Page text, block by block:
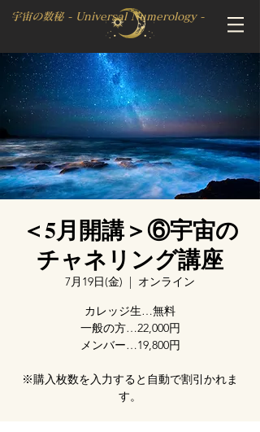
宇宙の数秘 - Universal Numerology -
＜5月開講＞⑥宇宙の
チャネリング講座
7月19日(金)
  |
オンライン
カレッジ生…無料
一般の方…22,000円
メンバー…19,800円
※購入枚数を入力すると自動で割引かれま
す。